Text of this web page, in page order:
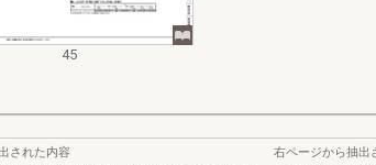
45
された内容
右ページから抽出